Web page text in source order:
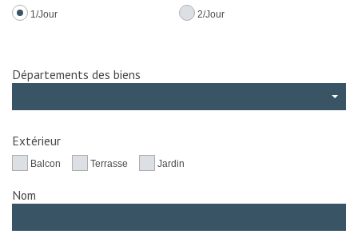
1/Jour 2/Jour
Départements des biens
Extérieur
Balcon Terrasse Jardin
Nom